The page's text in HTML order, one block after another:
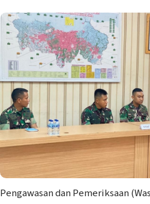
Pengawasan dan Pemeriksaan